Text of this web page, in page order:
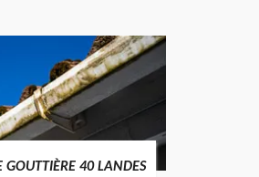
GOUTTIÈRE 40 LANDES